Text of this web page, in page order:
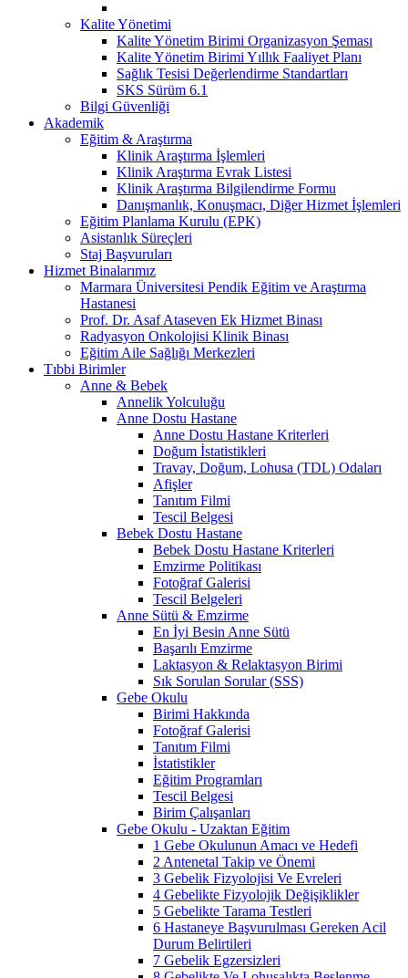
Kalite Yönetimi
Kalite Yönetim Birimi Organizasyon Şeması
Kalite Yönetim Birimi Yıllık Faaliyet Planı
Sağlık Tesisi Değerlendirme Standartları
SKS Sürüm 6.1
Bilgi Güvenliği
Akademik
Eğitim & Araştırma
Klinik Araştırma İşlemleri
Klinik Araştırma Evrak Listesi
Klinik Araştırma Bilgilendirme Formu
Danışmanlık, Konuşmacı, Diğer Hizmet İşlemleri
Eğitim Planlama Kurulu (EPK)
Asistanlık Süreçleri
Staj Başvuruları
Hizmet Binalarımız
Marmara Üniversitesi Pendik Eğitim ve Araştırma
Hastanesi
Prof. Dr. Asaf Ataseven Ek Hizmet Binası
Radyasyon Onkolojisi Klinik Binası
Eğitim Aile Sağlığı Merkezleri
Tıbbi Birimler
Anne & Bebek
Annelik Yolculuğu
Anne Dostu Hastane
Anne Dostu Hastane Kriterleri
Doğum İstatistikleri
Travay, Doğum, Lohusa (TDL) Odaları
Afişler
Tanıtım Filmi
Tescil Belgesi
Bebek Dostu Hastane
Bebek Dostu Hastane Kriterleri
Emzirme Politikası
Fotoğraf Galerisi
Tescil Belgeleri
Anne Sütü & Emzirme
En İyi Besin Anne Sütü
Başarılı Emzirme
Laktasyon & Relaktasyon Birimi
Sık Sorulan Sorular (SSS)
Gebe Okulu
Birimi Hakkında
Fotoğraf Galerisi
Tanıtım Filmi
İstatistikler
Eğitim Programları
Tescil Belgesi
Birim Çalışanları
Gebe Okulu - Uzaktan Eğitim
1 Gebe Okulunun Amacı ve Hedefi
2 Antenetal Takip ve Önemi
3 Gebelik Fizyolojisi Ve Evreleri
4 Gebelikte Fizyolojik Değişiklikler
5 Gebelikte Tarama Testleri
6 Hastaneye Başvurulması Gereken Acil
Durum Belirtileri
7 Gebelik Egzersizleri